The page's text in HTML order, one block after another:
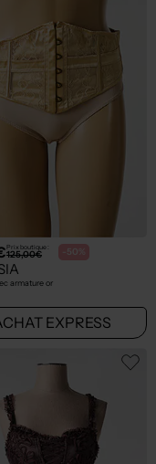
Prix boutique :
125,00€ -50%
armature or
EXPRESS